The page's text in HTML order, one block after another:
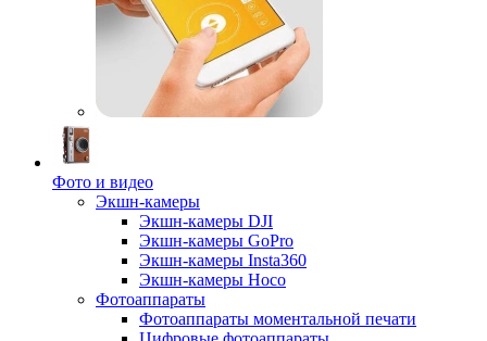
Фото и видео
Экшн-камеры
Экшн-камеры DJI
Экшн-камеры GoPro
Экшн-камеры Insta360
Экшн-камеры Hoco
Фотоаппараты
Фотоаппараты моментальной печати